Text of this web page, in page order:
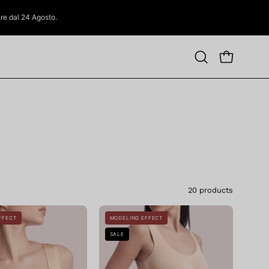
dal 24 Agosto.
OpenOPEN
20 products
Seamless
Push
Up
Shaping
Seamless
Push
MODELING EFFECT
SALE